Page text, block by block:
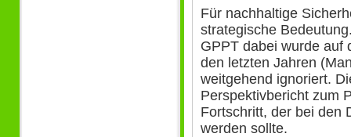
Für nachhaltige
strategische
GPPT dabei wurde auf
den letzten Jahren
weitgehend ignoriert.
Perspektivbericht zum
Fortschritt, der bei den
werden sollte.